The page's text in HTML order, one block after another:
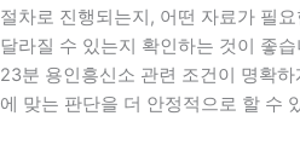
절차로 진행되는지, 어떤 자료가 필
달라질 수 있는지 확인하는 것이 좋
23분 용인흥신소 관련 조건이 명확
에 맞는 판단을 더 안정적으로 할 수